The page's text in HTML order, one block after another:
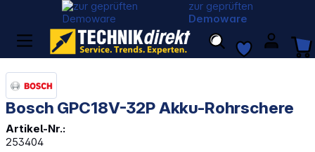
zur geprüften
Demoware
Bosch GPC18V-32P Akku-Rohrschere
Artikel-Nr.:
253404